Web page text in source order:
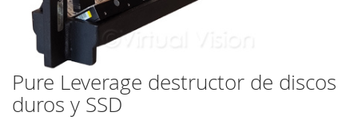
Pure Leverage destructor de discos
duros y SSD
Saltar
al
comienzo